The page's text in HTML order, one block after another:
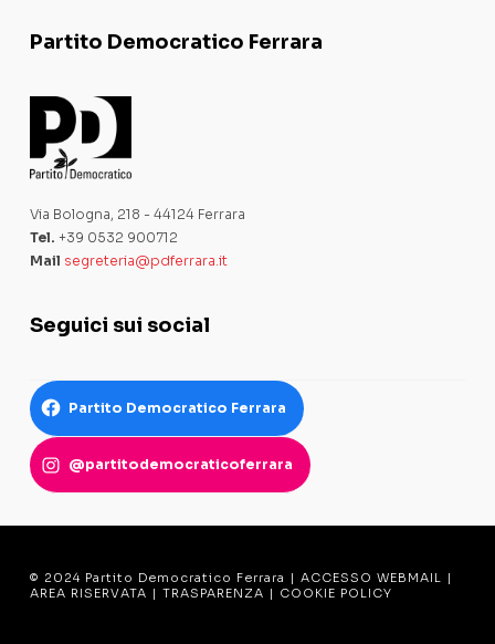
Partito Democratico Ferrara
Via Bologna, 218 - 44124 Ferrara
Tel. +39 0532 900712
Mail segreteria@pdferrara.it
Seguici sui social
Partito Democratico Ferrara
@partitodemocraticoferrara
© 2024 Partito Democratico Ferrara | ACCESSO WEBMAIL |
AREA RISERVATA | TRASPARENZA | COOKIE POLICY